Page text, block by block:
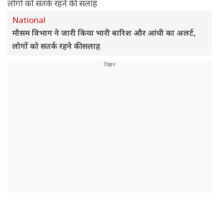
National
मौसम विभाग ने जारी किया भारी बारिश और आंधी का अलर्ट,
लोगों को सतर्क रहने की सलाह